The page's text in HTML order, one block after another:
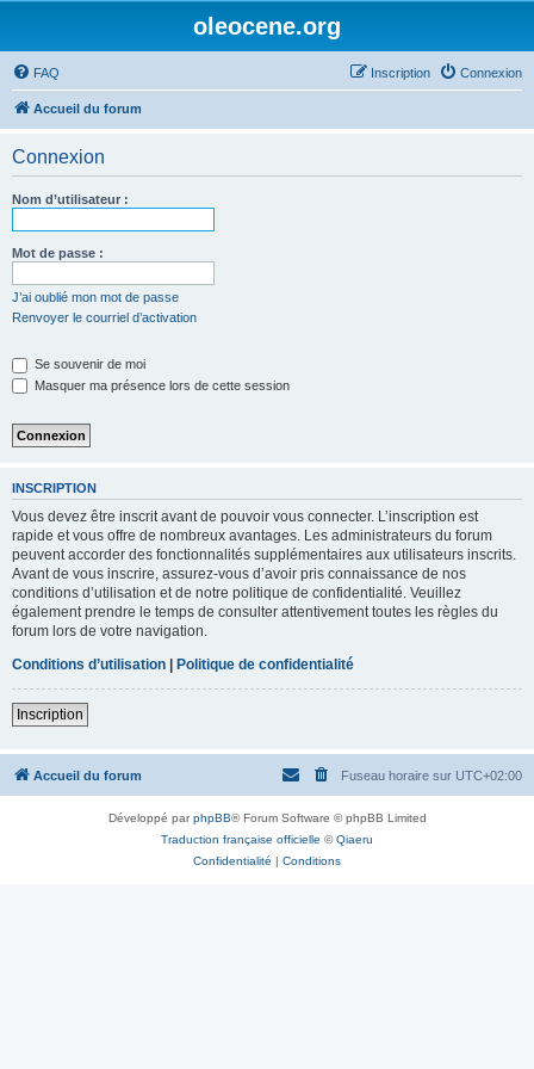
oleocene.org
FAQ Connexion
Inscription
Accueil du forum
Connexion
Nom d’utilisateur :
Mot de passe :
J’ai oublié mon mot de passe
Renvoyer le courriel d’activation
Se souvenir de moi
Masquer ma présence lors de cette session
INSCRIPTION
Vous devez être inscrit avant de pouvoir vous connecter. L’inscription est
rapide et vous offre de nombreux avantages. Les administrateurs du forum
peuvent accorder des fonctionnalités supplémentaires aux utilisateurs inscrits.
Avant de vous inscrire, assurez-vous d’avoir pris connaissance de nos
conditions d’utilisation et de notre politique de confidentialité. Veuillez
également prendre le temps de consulter attentivement toutes les règles du
forum lors de votre navigation.
Conditions d’utilisation | Politique de confidentialité
Inscription
Accueil du forum Fuseau horaire sur UTC+02:00
Développé parphpBB® Forum Software © phpBB Limited
Traduction française officielle ©Qiaeru
Confidentialité | Conditions